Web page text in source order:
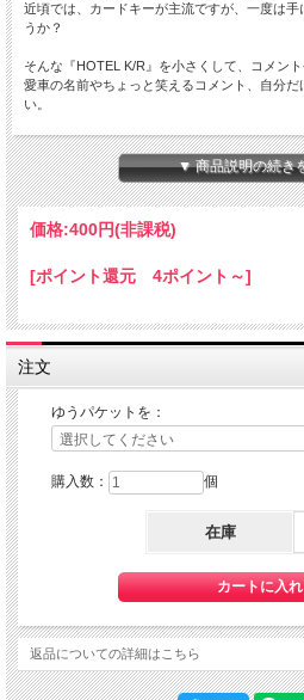
近頃では、カードキーが主流ですが、一度は
うか？
そんな『HOTEL K/R』を小さくして、コメン
愛車の名前やちょっと笑えるコメント、自分
い。
ちょっと小さな 『Mini HOTEL K/R』 です。
本体サイズ：１０×１４×８０ｍｍ
★コチラの商品は 『ゆうパケット』配送可能
ご利用の際の配送費は、全国一律『２５０円』
ゆうパケット配送をご希望されるお客様は下
ゆうパケット配送をご選択ください。
【送料】全国一律料金でお届けします。
『ゆうパケット』は通常の宅配便と異なり直
宅配便のように受領印やサインのやり取りが
いただけます。
▼ 商品説明の続き
価格:400円(非課税)
[ポイント還元 4ポイント～]
注文
ゆうパケットを：
購入数： 個
在庫
返品についての詳細はこちら